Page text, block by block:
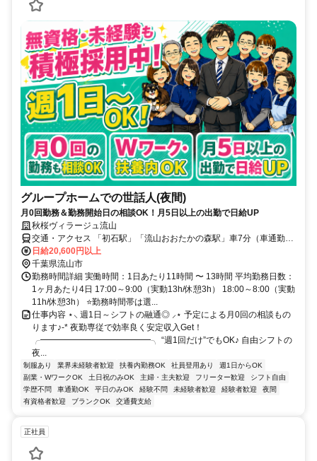
グループホームでの世話人(夜間)
月0回勤務＆勤務開始日の相談OK！月5日以上の出勤で日給UP
秋桜ヴィラージュ流山
交通・アクセス 「初石駅」「流山おおたかの森駅」車7分（車通勤
可）
日給20,600円以上
千葉県流山市
勤務時間詳細 実働時間：1日あたり11時間 〜 13時間 平均勤務日数：
1ヶ月あたり4日 17:00～9:00（実動13h/休憩3h） 18:00～8:00（実動
11h/休憩3h） ⭐勤務時間帯は選...
仕事内容 ⋆⸜ 週1日～シフトの融通◎ ⸝⋆ 予定による月0回の相談もの
ります♪-* 夜勤専従で効率良く安定収入Get！
╭━━━━━━━━━━━━━╮ “週1回だけ”でもOK♪ 自由シフトの
夜...
制服あり 業界未経験者歓迎 扶養内勤務OK 社員登用あり
週1日からOK
副業・WワークOK
土日祝のみOK 主婦・主夫歓迎 フリーター歓迎
シフト自由
学歴不問
車通勤OK 平日のみOK 経験不問 未経験者歓迎 経験者歓迎
夜間
有資格者歓迎
ブランクOK 交通費支給
正社員